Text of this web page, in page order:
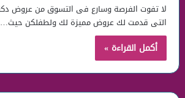
التى قدمت لك عروض مميزة لك ولطفلكن حيث…
أكمل القراءة »